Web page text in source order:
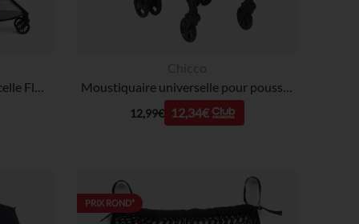
de confidentialité, en garantissant la conformité avec
Poussette trio Bellagio 2 + nacelle Flexi + coque First-Seat Recline amber glow Moustiquaire universelle pour poussette
12,99€ 12,34€
PRIX ROND*